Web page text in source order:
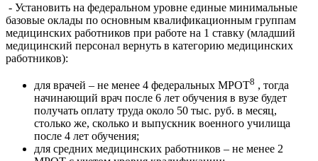
- Установить на федеральном уровне единые минимальные
базовые оклады по основным квалификационным группам
медицинских работников при работе на 1 ставку (младший
медицинский персонал вернуть в категорию медицинских
работников):
для врачей – не менее 4 федеральных МРОТ8 , тогда
начинающий врач после 6 лет обучения в вузе будет
получать оплату труда около 50 тыс. руб. в месяц,
столько же, сколько и выпускник военного училища
после 4 лет обучения;
для средних медицинских работников – не менее 2